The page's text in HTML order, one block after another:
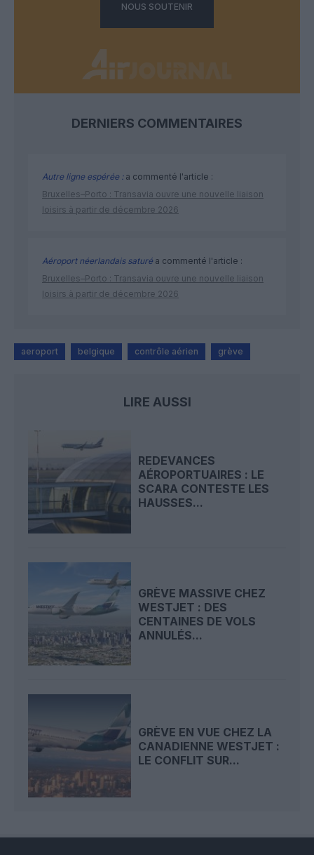
NOUS SOUTENIR
DERNIERS COMMENTAIRES
Autre ligne espérée :a commenté l'article :
Bruxelles–Porto : Transavia ouvre une nouvelle liaison
loisirs à partir de décembre 2026
Aéroport néerlandais saturéa commenté l'article :
Bruxelles–Porto : Transavia ouvre une nouvelle liaison
loisirs à partir de décembre 2026
aeroport belgique contrôle aérien grève
LIRE AUSSI
REDEVANCES
AÉROPORTUAIRES : LE
SCARA CONTESTE LES
HAUSSES...
GRÈVE MASSIVE CHEZ
WESTJET : DES
CENTAINES DE VOLS
ANNULÉS...
GRÈVE EN VUE CHEZ LA
CANADIENNE WESTJET :
LE CONFLIT SUR...